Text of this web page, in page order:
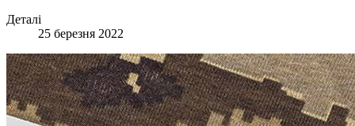
Деталі
25 березня 2022